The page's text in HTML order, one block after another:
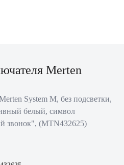
Merten
System M, без подсветки,
белый, символ
звонок", (MTN432625)